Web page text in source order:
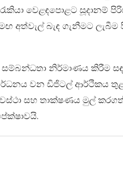
වෙළඳපොළට සූදානම්
අත්වැල් බැඳ ගැනීමට
සම්බන්ධතා නිර්මාණය කිරීම
වර්ධනය වන ඩිජිටල් ආර්ථිකය
සහ තාක්ෂණය මුල්